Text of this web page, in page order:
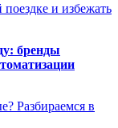
и избежать
бренды
Разбираемся в